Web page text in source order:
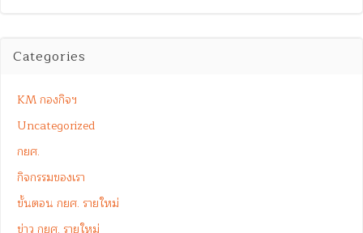
Categories
KM กองกิจฯ
Uncategorized
กยศ.
กิจกรรมของเรา
ขั้นตอน กยศ. รายใหม่